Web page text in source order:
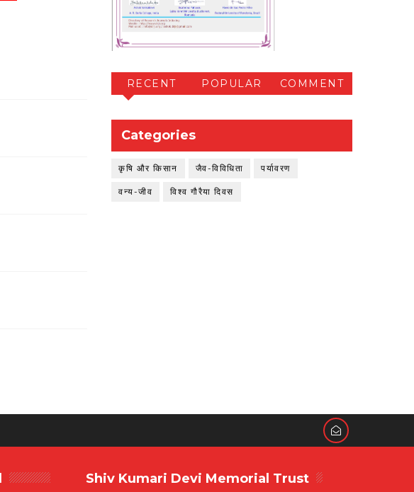
RECENT POPULAR COMMENT
Categories
कृषि और किसान जैव-विविधिता पर्यावरण
वन्य-जीव विश्व गौरैया दिवस
Shiv Kumari Devi Memorial Trust